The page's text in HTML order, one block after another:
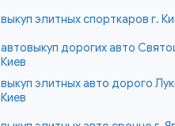
выкуп элитных спорткаров г.
автовыкуп дорогих авто
Киев
выкуп элитных авто дорого
Киев